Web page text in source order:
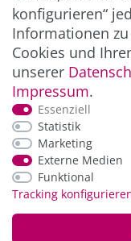
*Alle Preise inkl. der
und Versandkosten
konfigurieren“
Informationen
Cookies und
unserer
Impressum.
Essenziell
Statistik
Marketing
Externe Medien
Funktional
Tracking© Copyright 2026